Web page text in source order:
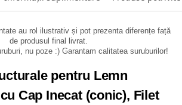
au rol ilustrativ și pot prezenta diferențe față
de produsul final livrat.
nu poze :) Garantam calitatea suruburilor!
pentru Lemn
Cap Inecat (conic), Filet